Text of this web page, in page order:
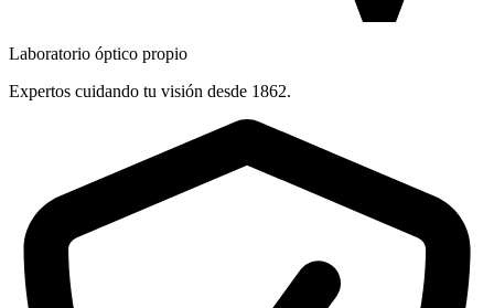
Laboratorio óptico propio
Expertos cuidando tu visión desde 1862.